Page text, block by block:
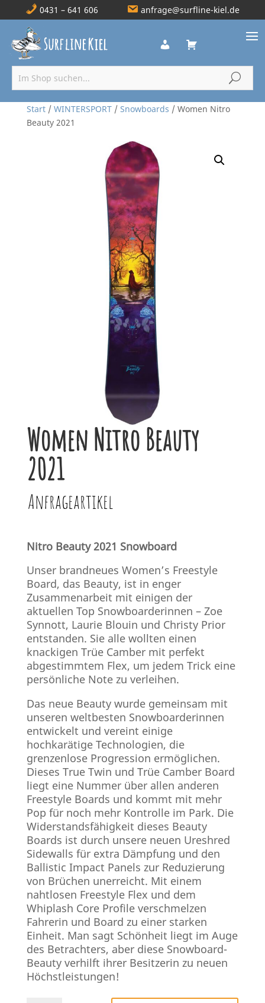
0431 – 641 606 anfrage@surfline-kiel.de
Start/ WINTERSPORT/ Snowboards / Women Nitro
Beauty 2021
Women Nitro Beauty
2021
Anfrageartikel
Nitro Beauty 2021 Snowboard
Unser brandneues Women’s Freestyle
Board, das Beauty, ist in enger
Zusammenarbeit mit einigen der
aktuellen Top Snowboarderinnen – Zoe
Synnott, Laurie Blouin und Christy Prior
entstanden. Sie alle wollten einen
knackigen Trüe Camber mit perfekt
abgestimmtem Flex, um jedem Trick eine
persönliche Note zu verleihen.
Das neue Beauty wurde gemeinsam mit
unseren weltbesten Snowboarderinnen
entwickelt und vereint einige
hochkarätige Technologien, die
grenzenlose Progression ermöglichen.
Dieses True Twin und Trüe Camber Board
liegt eine Nummer über allen anderen
Freestyle Boards und kommt mit mehr
Pop für noch mehr Kontrolle im Park. Die
Widerstandsfähigkeit dieses Beauty
Boards ist durch unsere neuen Ureshred
Sidewalls für extra Dämpfung und den
Ballistic Impact Panels zur Reduzierung
von Brüchen unerreicht. Mit einem
nahtlosen Freestyle Flex und dem
Whiplash Core Profile verschmelzen
Fahrerin und Board zu einer starken
Einheit. Man sagt Schönheit liegt im Auge
des Betrachters, aber diese Snowboard-
Beauty verhilft ihrer Besitzerin zu neuen
Höchstleistungen!